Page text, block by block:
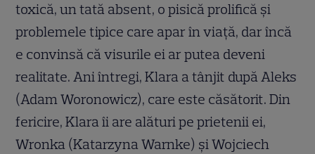
toxică, un tată absent, o pisică prolifică și
problemele tipice care apar în viață, dar încă
e convinsă că visurile ei ar putea deveni
realitate. Ani întregi, Klara a tânjit după Aleks
(Adam Woronowicz), care este căsătorit. Din
fericire, Klara îi are alături pe prietenii ei,
Wronka (Katarzyna Warnke) și Wojciech